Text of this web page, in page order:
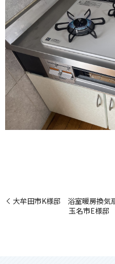
大牟田市K様邸 浴室暖房換気
玉名市E様邸